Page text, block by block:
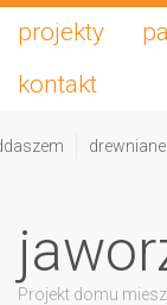
projekty
kontakt
drewniane
Projekt domu